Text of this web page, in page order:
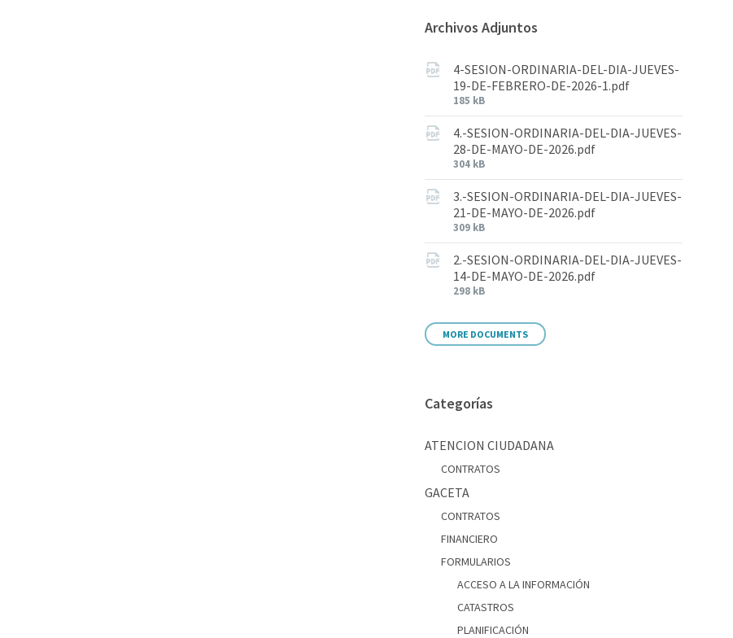
Archivos Adjuntos
4-SESION-ORDINARIA-DEL-DIA-JUEVES-
19-DE-FEBRERO-DE-2026-1.pdf
185 kB
4.-SESION-ORDINARIA-DEL-DIA-JUEVES-
28-DE-MAYO-DE-2026.pdf
304 kB
3.-SESION-ORDINARIA-DEL-DIA-JUEVES-
21-DE-MAYO-DE-2026.pdf
309 kB
2.-SESION-ORDINARIA-DEL-DIA-JUEVES-
14-DE-MAYO-DE-2026.pdf
298 kB
MORE DOCUMENTS
Categorías
ATENCION CIUDADANA
CONTRATOS
GACETA
CONTRATOS
FINANCIERO
FORMULARIOS
ACCESO A LA INFORMACIÓN
CATASTROS
PLANIFICACIÓN